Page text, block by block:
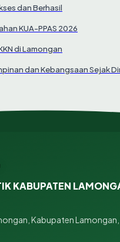
dan Berhasil
KUA-PPAS 2026
di Lamongan
dan Kebangsaan Sejak
KABUPATEN
Kabupaten